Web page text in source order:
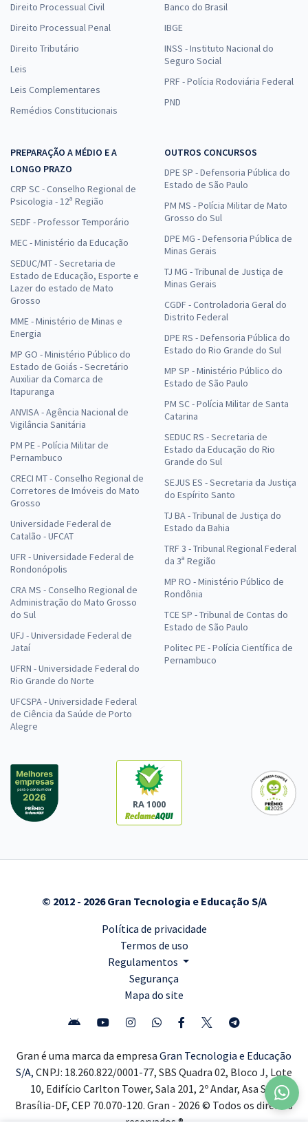
Direito Processual Civil
Direito Processual Penal
Direito Tributário
Leis
Leis Complementares
Remédios Constitucionais
Banco do Brasil
IBGE
INSS - Instituto Nacional do
Seguro Social
PRF - Polícia Rodoviária Federal
PND
PREPARAÇÃO A MÉDIO E A
LONGO PRAZO
CRP SC - Conselho Regional de
Psicologia - 12ª Região
SEDF - Professor Temporário
MEC - Ministério da Educação
SEDUC/MT - Secretaria de
Estado de Educação, Esporte e
Lazer do estado de Mato
Grosso
MME - Ministério de Minas e
Energia
MP GO - Ministério Público do
Estado de Goiás - Secretário
Auxiliar da Comarca de
Itapuranga
ANVISA - Agência Nacional de
Vigilância Sanitária
PM PE - Polícia Militar de
Pernambuco
CRECI MT - Conselho Regional de
Corretores de Imóveis do Mato
Grosso
Universidade Federal de
Catalão - UFCAT
UFR - Universidade Federal de
Rondonópolis
CRA MS - Conselho Regional de
Administração do Mato Grosso
do Sul
UFJ - Universidade Federal de
Jataí
UFRN - Universidade Federal do
Rio Grande do Norte
UFCSPA - Universidade Federal
de Ciência da Saúde de Porto
Alegre
OUTROS CONCURSOS
DPE SP - Defensoria Pública do
Estado de São Paulo
PM MS - Polícia Militar de Mato
Grosso do Sul
DPE MG - Defensoria Pública de
Minas Gerais
TJ MG - Tribunal de Justiça de
Minas Gerais
CGDF - Controladoria Geral do
Distrito Federal
DPE RS - Defensoria Pública do
Estado do Rio Grande do Sul
MP SP - Ministério Público do
Estado de São Paulo
PM SC - Polícia Militar de Santa
Catarina
SEDUC RS - Secretaria de
Estado da Educação do Rio
Grande do Sul
SEJUS ES - Secretaria da Justiça
do Espírito Santo
TJ BA - Tribunal de Justiça do
Estado da Bahia
TRF 3 - Tribunal Regional Federal
da 3ª Região
MP RO - Ministério Público de
Rondônia
TCE SP - Tribunal de Contas do
Estado de São Paulo
Politec PE - Polícia Científica de
Pernambuco
RA 1000
© 2012 - 2026 Gran Tecnologia e Educação S/A
Política de privacidade
Termos de uso
Regulamentos
Segurança
Mapa do site
Gran é uma marca da empresa Gran Tecnologia e Educação
S/A, CNPJ: 18.260.822/0001-77, SBS Quadra 02, Bloco J, Lote
10, Edifício Carlton Tower, Sala 201, 2º Andar, Asa Sul,
Brasília-DF, CEP 70.070-120. Gran - 2026 © Todos os direitos